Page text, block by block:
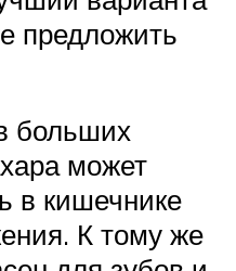
предложить
больших
может
в кишечнике
К тому же